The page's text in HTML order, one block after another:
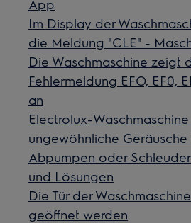
App
Im Display der
die Meldung "CLE" -
Die Waschmaschine zeigt
Fehlermeldung EFO, EF0,
an
Electrolux-
ungewöhnliche Geräusche
Abpumpen oder
und Lösungen
Die Tür der
geöffnet werden